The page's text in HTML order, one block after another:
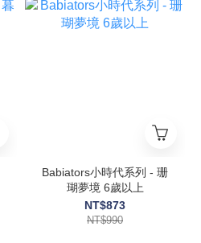
Babiators小時代系列 - 珊
瑚夢境 6歲以上
NT$873
NT$990